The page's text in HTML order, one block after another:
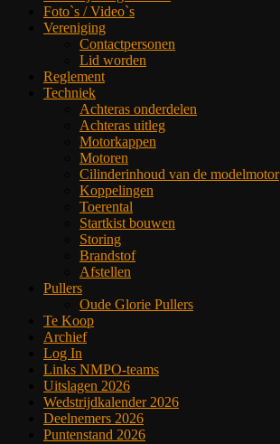
Foto`s / Video`s
Vereniging
Contactpersonen
Lid worden
Reglement
Techniek
Achteras onderdelen
Achteras uitleg
Motorkappen
Motoren
Cilinderinhoud van de modelmotor
Koppelingen
Toerental
Startkist bouwen
Storing
Brandstof
Afstellen
Pullers
Oude Glorie Pullers
Te Koop
Archief
Log In
Links NMPO-teams
Uitslagen 2026
Wedstrijdkalender 2026
Deelnemers 2026
Puntenstand 2026